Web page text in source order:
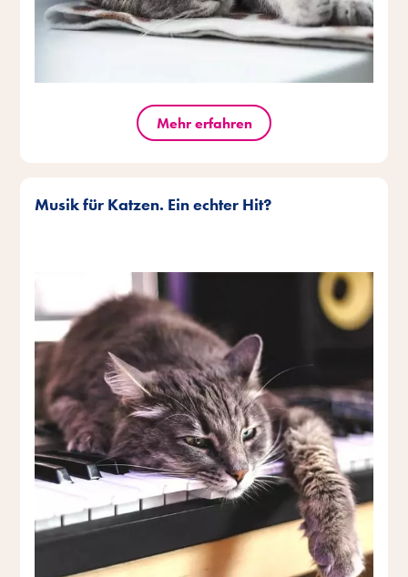
Mehr erfahren
Musik für Katzen. Ein echter Hit?